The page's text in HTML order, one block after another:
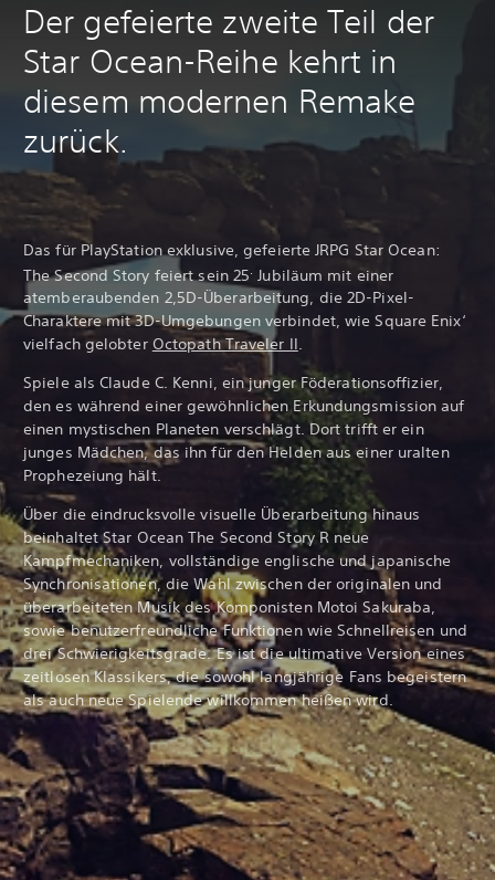
Der gefeierte zweite Teil der
Star Ocean-Reihe kehrt in
diesem modernen Remake
zurück.
Das für PlayStation exklusive, gefeierte JRPG Star Ocean:
The Second Story feiert sein 25. Jubiläum mit einer
atemberaubenden 2,5D-Überarbeitung, die 2D-Pixel-
Charaktere mit 3D-Umgebungen verbindet, wie Square Enix‘
vielfach gelobter Octopath Traveler II.
Spiele als Claude C. Kenni, ein junger Föderationsoffizier,
den es während einer gewöhnlichen Erkundungsmission auf
einen mystischen Planeten verschlägt. Dort trifft er ein
junges Mädchen, das ihn für den Helden aus einer uralten
Prophezeiung hält.
Über die eindrucksvolle visuelle Überarbeitung hinaus
beinhaltet Star Ocean The Second Story R neue
Kampfmechaniken, vollständige englische und japanische
Synchronisationen, die Wahl zwischen der originalen und
überarbeiteten Musik des Komponisten Motoi Sakuraba,
sowie benutzerfreundliche Funktionen wie Schnellreisen und
drei Schwierigkeitsgrade. Es ist die ultimative Version eines
zeitlosen Klassikers, die sowohl langjährige Fans begeistern
als auch neue Spielende willkommen heißen wird.